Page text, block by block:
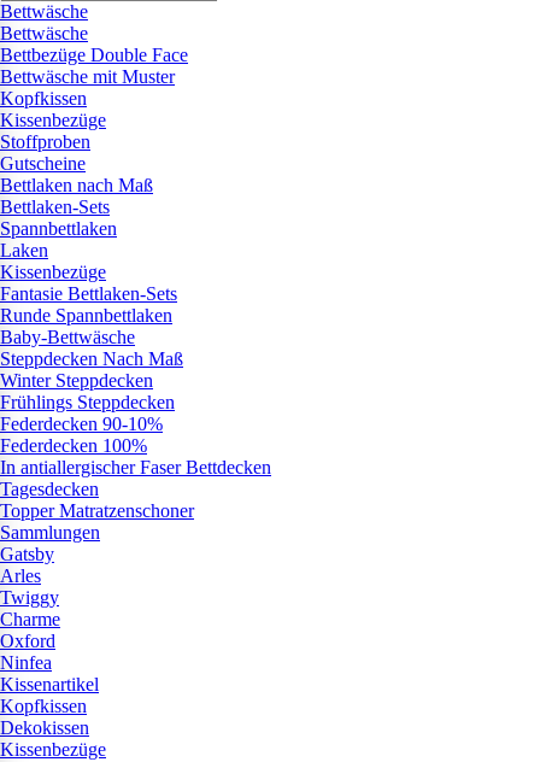
Bettwäsche
Bettwäsche
Bettbezüge Double Face
Bettwäsche mit Muster
Kopfkissen
Kissenbezüge
Stoffproben
Gutscheine
Bettlaken nach Maß
Bettlaken-Sets
Spannbettlaken
Laken
Kissenbezüge
Fantasie Bettlaken-Sets
Runde Spannbettlaken
Baby-Bettwäsche
Steppdecken Nach Maß
Winter Steppdecken
Frühlings Steppdecken
Federdecken 90-10%
Federdecken 100%
In antiallergischer Faser Bettdecken
Tagesdecken
Topper Matratzenschoner
Sammlungen
Gatsby
Arles
Twiggy
Charme
Oxford
Ninfea
Kissenartikel
Kopfkissen
Dekokissen
Kissenbezüge